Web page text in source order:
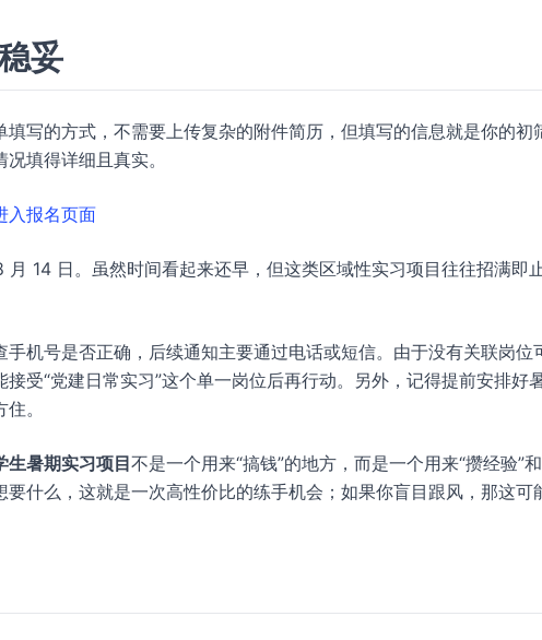
妥
填写的方式，不需要上传复杂的附件简历，但填写的信息就是你的初
填得详细且真实。
入报名页面
月 14 日。虽然时间看起来还早，但这类区域性实习项目往往招满即
手机号是否正确，后续通知主要通过电话或短信。由于没有关联岗
受“党建日常实习”这个单一岗位后再行动。另外，记得提前安排好
。
生暑期实习项目不是一个用来“搞钱”的地方，而是一个用来“攒经验”
要什么，这就是一次高性价比的练手机会；如果你盲目跟风，那这可